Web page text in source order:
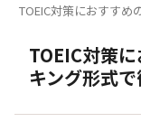
TOEIC対策におすす
TOEIC対策
キング形式